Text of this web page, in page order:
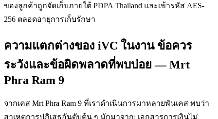
ของลูกค้าถูกจัดเก็บภายใต้ PDPA Thailand และเข้ารหัส AES-
256 ตลอดอายุการเก็บรักษา
ความแตกต่างของ iVC ในงาน ข้อควร
ระวังและข้อผิดพลาดที่พบบ่อย — Mrt
Phra Ram 9
จากเคส Mrt Phra Ram 9 ที่เราดำเนินการมาหลายพันเคส พบว่า
สาเหตุการปฏิเสธอันดับต้น ๆ มักมาจาก: เอกสารการเงินไม่